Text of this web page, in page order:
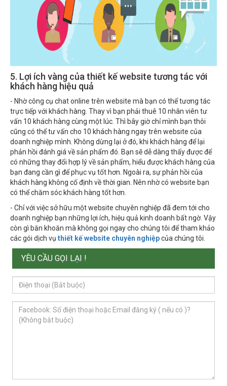
5. Lợi ích vàng của thiết kế website tương tác với
khách hàng hiệu quả
- Nhờ công cụ chat online trên website mà bạn có thể tương tác
trực tiếp với khách hàng. Thay vì bạn phải thuê 10 nhân viên tư
vấn 10 khách hàng cùng một lúc. Thì bây giờ chỉ mình bạn thôi
cũng có thể tư vấn cho 10 khách hàng ngay trên website của
doanh nghiệp mình. Không dừng lại ở đó, khi khách hàng để lại
phản hồi đánh giá về sản phẩm đó. Bạn sẽ dễ dàng thấy được để
có những thay đổi hợp lý về sản phẩm, hiểu được khách hàng của
bạn đang cần gì để phục vụ tốt hơn. Ngoài ra, sự phản hồi của
khách hàng không cố định về thời gian. Nên nhờ có website bạn
có thể chăm sóc khách hàng tốt hơn.
- Chỉ với việc sở hữu một website chuyên nghiệp đã đem tới cho
doanh nghiệp bạn những lợi ích, hiệu quả kinh doanh bất ngờ. Vậy
còn gì băn khoăn mà không gọi ngay cho chúng tôi để tham khảo
các gói dịch vụ thiết kế website chuyên nghiệpcủa chúng tôi.
YÊU CẦU GỌI LẠI !